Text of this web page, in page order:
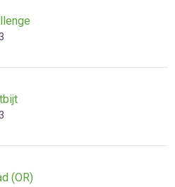
Nieuws
(OR)